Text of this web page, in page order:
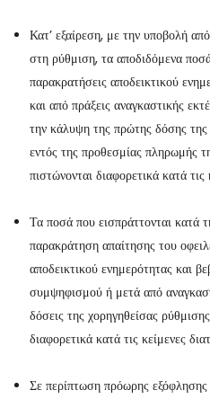
Κατ’ εξαίρεση, με την υποβολή
στη ρύθμιση, τα αποδιδόμενα
παρακρατήσεις αποδεικτικού
και από πράξεις αναγκαστικής
την κάλυψη της πρώτης δόσης
εντός της προθεσμίας πληρωμής
πιστώνονται διαφορετικά κατά τις
Τα ποσά που εισπράττονται κατά
παρακράτηση απαίτησης του
αποδεικτικού ενημερότητας και
συμψηφισμού ή μετά από
δόσεις της χορηγηθείσας
διαφορετικά κατά τις κείμενες
Σε περίπτωση πρόωρης